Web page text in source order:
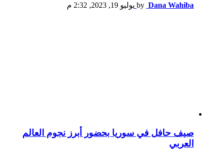
by Dana Wahiba يوليو 19, 2023, 2:32 م
صيف حافل في سوريا بحضور أبرز نجوم العالم
العربي